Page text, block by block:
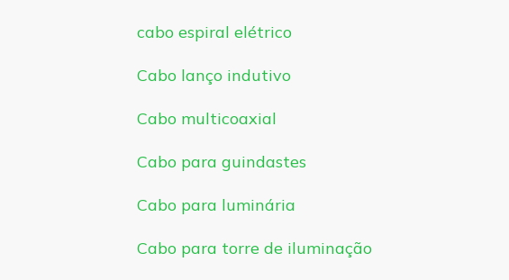
cabo espiral elétrico
Cabo lanço indutivo
Cabo multicoaxial
Cabo para guindastes
Cabo para luminária
Cabo para torre de iluminação